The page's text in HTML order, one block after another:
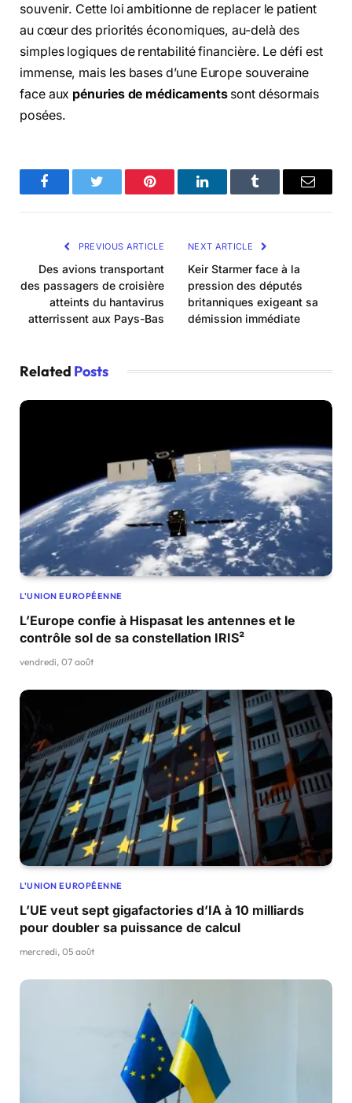
souvenir. Cette loi ambitionne de replacer le patient
au cœur des priorités économiques, au-delà des
simples logiques de rentabilité financière. Le défi est
immense, mais les bases d’une Europe souveraine
face aux pénuries de médicamentssont désormais
posées.
FacebookTwitter Pinterest LinkedInTumblr Email
PREVIOUS ARTICLE
Des avions transportant
des passagers de croisière
atteints du hantavirus
atterrissent aux Pays-Bas
NEXT ARTICLE
Keir Starmer face à la
pression des députés
britanniques exigeant sa
démission immédiate
Related Posts
L'UNION EUROPÉENNE
L’Europe confie à Hispasat les antennes et le
contrôle sol de sa constellation IRIS²
vendredi, 07 août
L'UNION EUROPÉENNE
L’UE veut sept gigafactories d’IA à 10 milliards
pour doubler sa puissance de calcul
mercredi, 05 août